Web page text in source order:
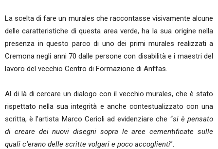
La scelta di fare un murales che raccontasse visivamente alcune
delle caratteristiche di questa area verde, ha la sua origine nella
presenza in questo parco di uno dei primi murales realizzati a
Cremona negli anni 70 dalle persone con disabilità e i maestri del
lavoro del vecchio Centro di Formazione di Anffas.
Al di là di cercare un dialogo con il vecchio murales, che è stato
rispettato nella sua integrità e anche contestualizzato con una
scritta, è l’artista Marco Cerioli ad evidenziare che “si è pensato
di creare dei nuovi disegni sopra le aree cementificate sulle
quali c’erano delle scritte volgari e poco accoglienti”.